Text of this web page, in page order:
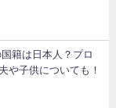
籍は日本人？プロ
や子供についても！